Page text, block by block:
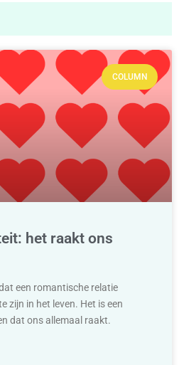
COLUMN
het raakt ons
een romantische relatie
zijn in het leven. Het is een
dat ons allemaal raakt.
Pagina
Pagina
Pagina